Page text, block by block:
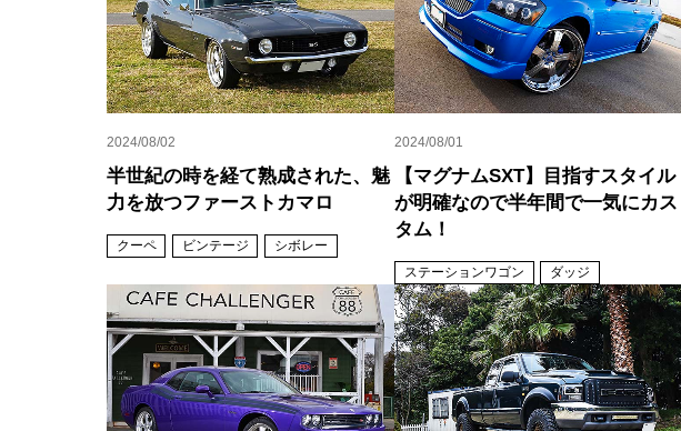
2024/08/02
半世紀の時を経て熟成された、魅
力を放つファーストカマロ
クーペ ビンテージ シボレー
2024/08/01
【マグナムSXT】目指すスタイル
が明確なので半年間で一気にカス
タム！
ステーションワゴン ダッジ